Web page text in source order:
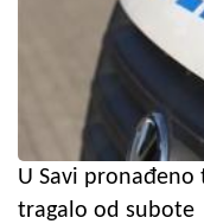
U Savi pronađeno
tragalo od subote